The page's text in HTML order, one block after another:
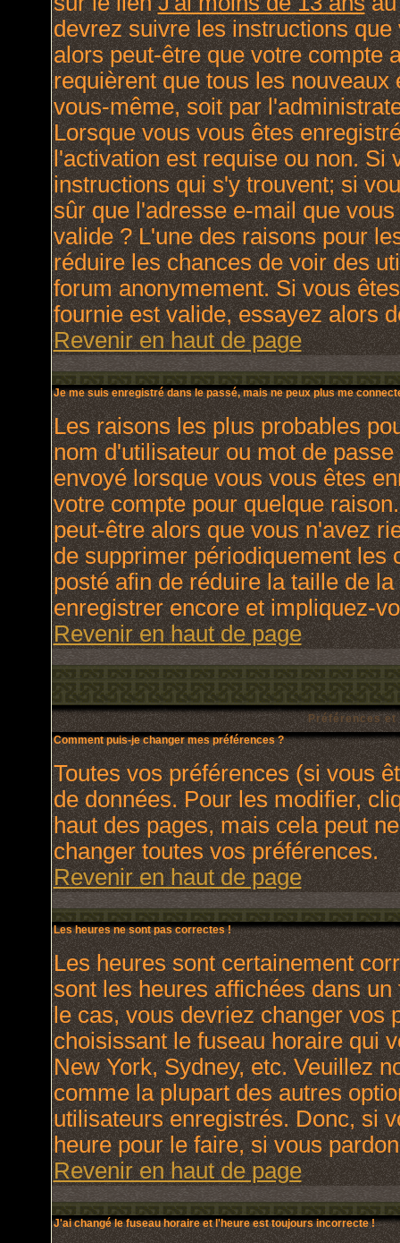
devrez suivre les instructions
alors peut-être que votre compte
requièrent que tous les
vous-même, soit par
Lorsque vous vous êtes
l'activation est requise ou non. Si
instructions qui s'y trouvent; si
sûr que l'adresse e-mail que
valide ? L'une des raisons pour
réduire les chances de voir des
forum anonymement. Si vous
fournie est valide, essayez alors
Revenir en haut de page
Je me suis enregistré dans le passé, mais ne peux plus me
Les raisons les plus probables
nom d'utilisateur ou mot de
envoyé lorsque vous vous êtes
votre compte pour quelque
peut-être alors que vous n'avez
de supprimer périodiquement les
posté afin de réduire la taille de
enregistrer encore et impliquez-
Revenir en haut de page
Préférences
Comment puis-je changer mes préférences ?
Toutes vos préférences (si vous
de données. Pour les modifier,
haut des pages, mais cela peut
changer toutes vos préférences.
Revenir en haut de page
Les heures ne sont pas correctes !
Les heures sont certainement
sont les heures affichées dans
le cas, vous devriez changer vos
choisissant le fuseau horaire qui
New York, Sydney, etc. Veuillez
comme la plupart des autres
utilisateurs enregistrés. Donc, si
heure pour le faire, si vous
Revenir en haut de page
J'ai changé le fuseau horaire et l'heure est toujours incorrecte !